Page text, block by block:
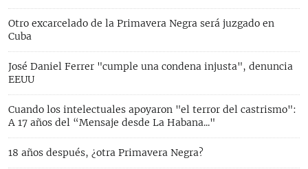
Otro excarcelado de la Primavera Negra será juzgado en
Cuba
José Daniel Ferrer "cumple una condena injusta", denuncia
EEUU
Cuando los intelectuales apoyaron "el terror del castrismo":
A 17 años del “Mensaje desde La Habana..."
18 años después, ¿otra Primavera Negra?